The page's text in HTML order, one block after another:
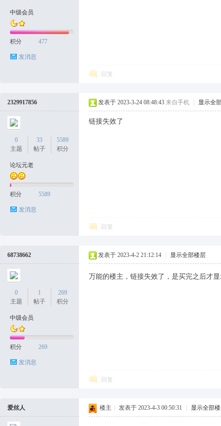
中级会员
积分 477
发消息
回复
2329917856
0
主题
33
帖子
5589
积分
论坛元老
积分 5589
发消息
发表于 2023-3-24 08:48:43 来自手机 显示全
链接失效了
回复
68738662
0
主题
1
帖子
269
积分
中级会员
积分 269
发消息
发表于 2023-4-2 21:12:14 显示全部楼层
万能的楼主，链接失效了，是买完之后才
回复
爱丝人 楼主 发表于 2023-4-3 00:50:31 显示全部